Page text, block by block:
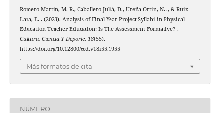
Romero-Martín, M. R., Caballero Juliá, D., Ureña Ortín, N. ., & Ruiz
Lara, E. . (2023). Analysis of Final Year Project Syllabi in Physical
Education Teacher Education: Is The Assessment Formative? .
Cultura, Ciencia Y Deporte, 18(55).
https://doi.org/10.12800/ccd.v18i55.1955
Más formatos de cita
NÚMERO